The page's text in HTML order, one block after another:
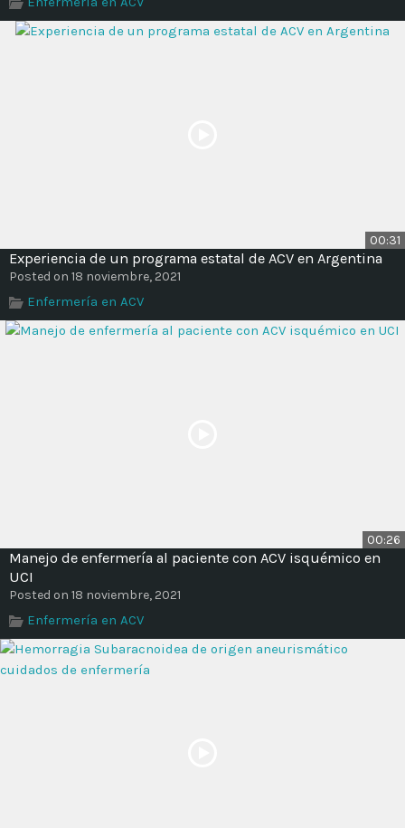
Time
00:31
Experiencia de un programa estatal de ACV en Argentina
Posted on 18 noviembre, 2021
Enfermería en ACV
00:26
Manejo de enfermería al paciente con ACV isquémico en
UCI
Posted on 18 noviembre, 2021
Enfermería en ACV